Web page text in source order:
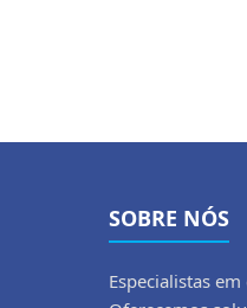
SOBRE NÓS
Especialistas